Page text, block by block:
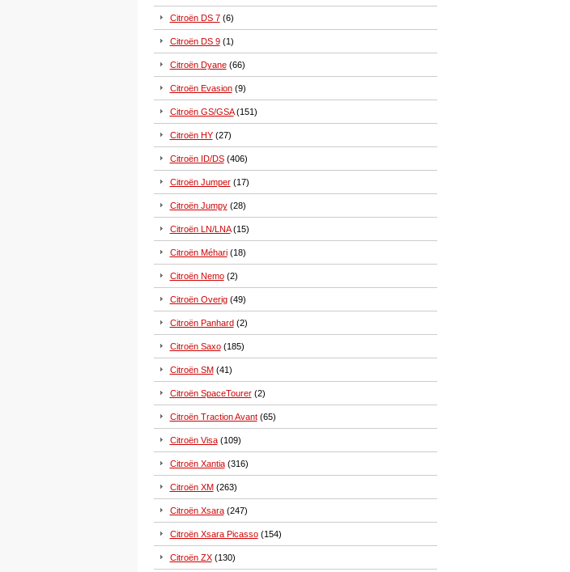
Citroën DS 7(6)
Citroën DS 9(1)
Citroën Dyane(66)
Citroën Evasion(9)
Citroën GS/GSA(151)
Citroën HY(27)
Citroën ID/DS(406)
Citroën Jumper(17)
Citroën Jumpy(28)
Citroën LN/LNA(15)
Citroën Méhari(18)
Citroën Nemo(2)
Citroën Overig(49)
Citroën Panhard(2)
Citroën Saxo(185)
Citroën SM(41)
Citroën SpaceTourer(2)
Citroën Traction Avant(65)
Citroën Visa(109)
Citroën Xantia(316)
Citroën XM(263)
Citroën Xsara(247)
Citroën Xsara Picasso(154)
Citroën ZX(130)